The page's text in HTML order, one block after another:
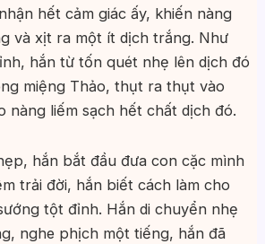
hết cảm giác ấy, khiến nàng
và xịt ra một ít dịch trắng. Như
hắn từ tốn quét nhẹ lên dịch đó
miệng Thảo, thụt ra thụt vào
nàng liếm sạch hết chất dịch đó.
hắn bắt đầu đưa con cặc mình
trải đời, hắn biết cách làm cho
tột đỉnh. Hắn di chuyển nhẹ
nghe phịch một tiếng, hắn đã